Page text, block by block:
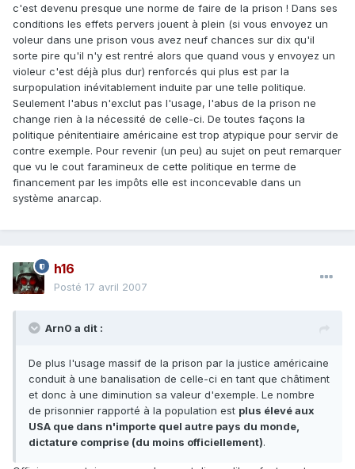
c'est devenu presque une norme de faire de la prison ! Dans ses
conditions les effets pervers jouent à plein (si vous envoyez un
voleur dans une prison vous avez neuf chances sur dix qu'il
sorte pire qu'il n'y est rentré alors que quand vous y envoyez un
violeur c'est déjà plus dur) renforcés qui plus est par la
surpopulation inévitablement induite par une telle politique.
Seulement l'abus n'exclut pas l'usage, l'abus de la prison ne
change rien à la nécessité de celle-ci. De toutes façons la
politique pénitentiaire américaine est trop atypique pour servir de
contre exemple. Pour revenir (un peu) au sujet on peut remarquer
que vu le cout faramineux de cette politique en terme de
financement par les impôts elle est inconcevable dans un
système anarcap.
h16
Posté 17 avril 2007
Arn0 a dit :
De plus l'usage massif de la prison par la justice américaine
conduit à une banalisation de celle-ci en tant que châtiment
et donc à une diminution sa valeur d'exemple. Le nombre
de prisonnier rapporté à la population est plus élevé aux
USA que dans n'importe quel autre pays du monde,
dictature comprise (du moins officiellement).